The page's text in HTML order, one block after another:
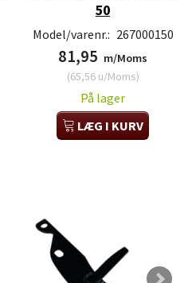
50
Model/varenr.: 267000150
81,95 m/Moms
(65,56u/Moms)
På lager
LÆG I KURV